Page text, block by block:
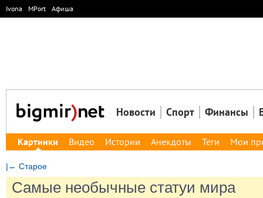
Ivona MPort Афиша
Новости Спорт Финансы
Картинки Видео Истории Анекдоты Теги Мои
|← Старое
Самые необычные статуи мира